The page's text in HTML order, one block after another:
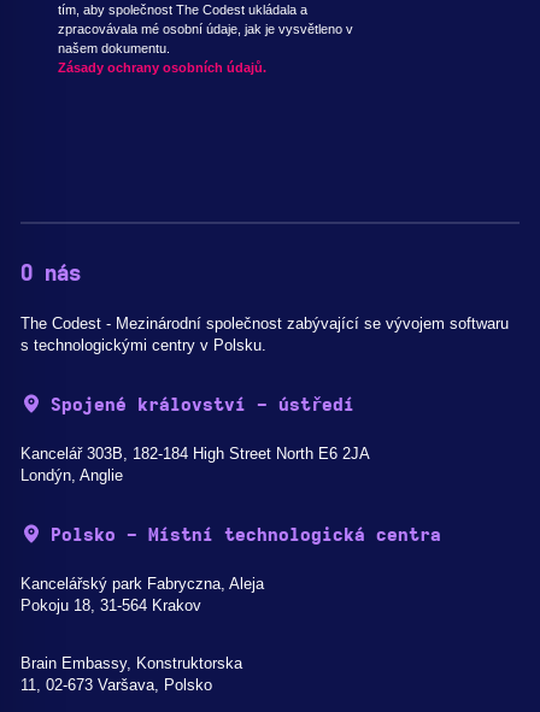
tím, aby společnost The Codest ukládala a
zpracovávala mé osobní údaje, jak je vysvětleno v
našem dokumentu.
Zásady ochrany osobních údajů.
O nás
The Codest - Mezinárodní společnost zabývající se vývojem softwaru
s technologickými centry v Polsku.
Spojené království - ústředí
Kancelář 303B, 182-184 High Street North E6 2JA
Londýn, Anglie
Polsko - Místní technologická centra
Kancelářský park Fabryczna, Aleja
Pokoju 18, 31-564 Krakov
Brain Embassy, Konstruktorska
11, 02-673 Varšava, Polsko